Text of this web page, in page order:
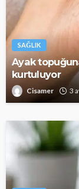
SAĞLIK
Ayak
kurtuluyor
Cisamer 3